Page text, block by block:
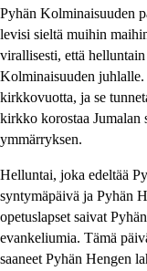
Pyhän Kolminaisuuden
levisi sieltä muihin
virallisesti, että
Kolminaisuuden juhlalle.
kirkkovuotta, ja se
kirkko korostaa Jumalan
ymmärryksen.
Helluntai, joka edeltää
syntymäpäivä ja Pyhän
opetuslapset saivat
evankeliumia. Tämä
saaneet Pyhän Hengen